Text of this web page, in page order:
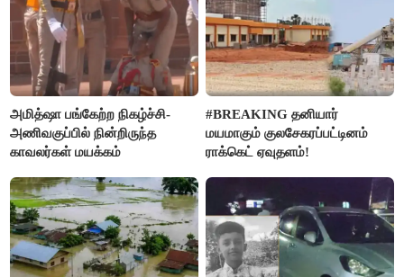
அமித்ஷா பங்கேற்ற நிகழ்ச்சி-
அணிவகுப்பில் நின்றிருந்த
காவலர்கள் மயக்கம்
#BREAKING தனியார்
மயமாகும் குலசேகரப்பட்டினம்
ராக்கெட் ஏவுதளம்!